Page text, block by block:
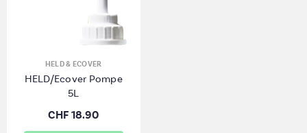
HELD & ECOVER
HELD/Ecover Pompe
5L
CHF 18.90